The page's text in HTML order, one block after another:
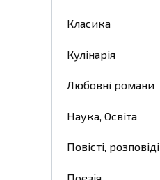
Класика
Кулінарія
Любовні романи
Наука, Освіта
Повісті, розповіді